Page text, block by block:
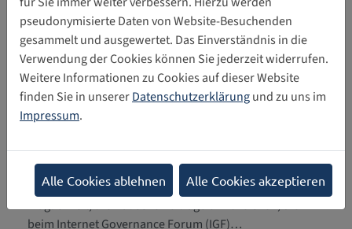
Torsten Krause, Stiftung Digitale Chancen
Das könnte Sie auch interessieren
IGF 2026: Aufruf zur Themenfindung30.01.2026
Bis zum 28. Februar 2026 23:59 (UTC) besteht die
Möglichkeit, thematische Beiträge einzureichen, die
beim Internet Governance Forum (IGF)…
pseudonymisierte Daten von Website-Besuchenden
gesammelt und ausgewertet. Das Einverständnis in die
Verwendung der Cookies können Sie jederzeit widerrufen.
Weitere Informationen zu Cookies auf dieser Website
finden Sie in unsererDatenschutzerklärungund zu uns im
Impressum.
Alle Cookies ablehnen Alle Cookies akzeptieren